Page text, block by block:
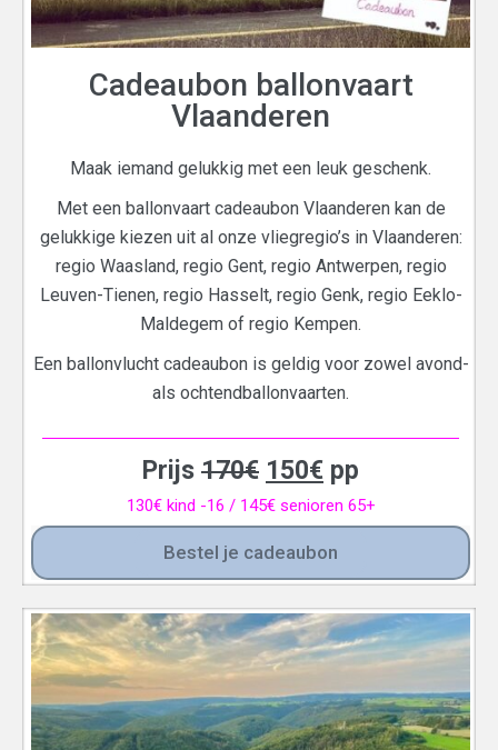
Cadeaubon ballonvaart
Vlaanderen
Maak iemand gelukkig met een leuk geschenk.
Met een ballonvaart cadeaubon Vlaanderen kan de
gelukkige kiezen uit al onze vliegregio’s in Vlaanderen:
regio Waasland, regio Gent, regio Antwerpen, regio
Leuven-Tienen, regio Hasselt, regio Genk, regio Eeklo-
Maldegem of regio Kempen.
Een ballonvlucht cadeaubon is geldig voor zowel avond-
als ochtendballonvaarten.
Prijs 170€ 150€ pp
130€kind -16 / 145€ senioren 65+
Bestel je cadeaubon